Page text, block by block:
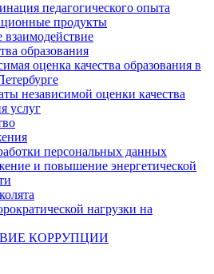
педагогического опыта
продукты
взаимодействие
образования
оценка качества образования в
независимой оценки качества
услуг
персональных данных
и повышение энергетической
нагрузки на
КОРРУПЦИИ